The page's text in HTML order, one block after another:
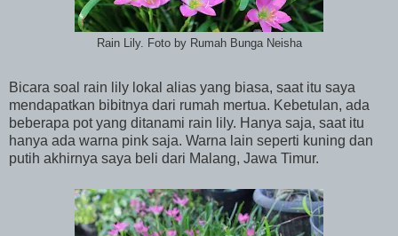
Rain Lily. Foto by Rumah Bunga Neisha
Bicara soal rain lily lokal alias yang biasa, saat itu saya
mendapatkan bibitnya dari rumah mertua. Kebetulan, ada
beberapa pot yang ditanami rain lily. Hanya saja, saat itu
hanya ada warna pink saja. Warna lain seperti kuning dan
putih akhirnya saya beli dari Malang, Jawa Timur.